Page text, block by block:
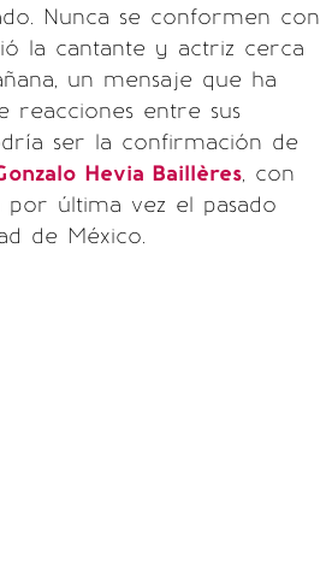
Nunca se conformen con
la cantante y actriz cerca
un mensaje que ha
reacciones entre sus
ser la confirmación de
Hevia Baillères, con
por última vez el pasado
de México.